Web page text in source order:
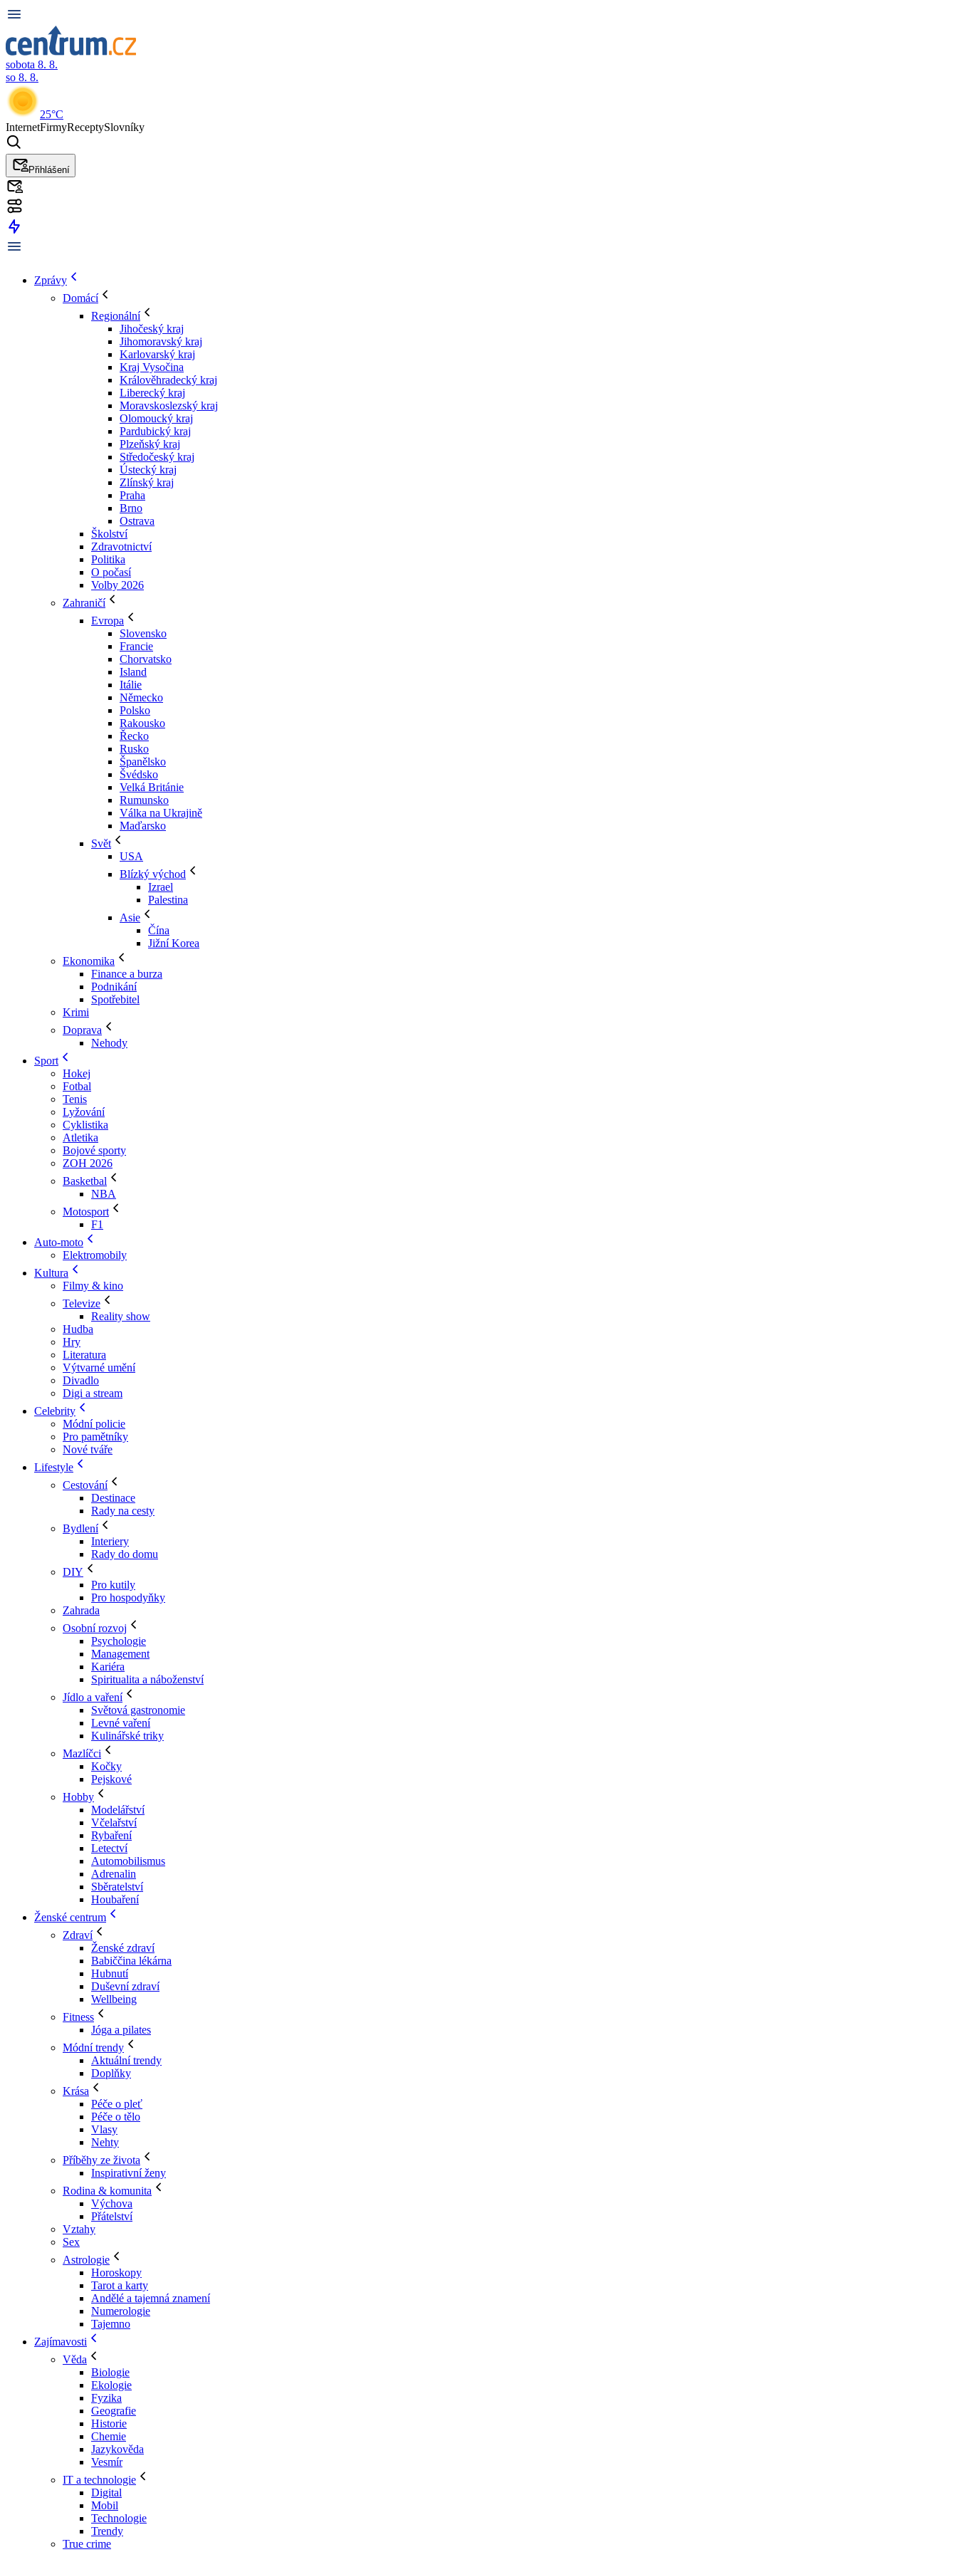
sobota 8. 8.
so 8. 8.
25°C
InternetFirmyReceptySlovníky
Přihlášení
Zprávy
Domácí
Regionální
Jihočeský kraj
Jihomoravský kraj
Karlovarský kraj
Kraj Vysočina
Králověhradecký kraj
Liberecký kraj
Moravskoslezský kraj
Olomoucký kraj
Pardubický kraj
Plzeňský kraj
Středočeský kraj
Ústecký kraj
Zlínský kraj
Praha
Brno
Ostrava
Školství
Zdravotnictví
Politika
O počasí
Volby 2026
Zahraničí
Evropa
Slovensko
Francie
Chorvatsko
Island
Itálie
Německo
Polsko
Rakousko
Řecko
Rusko
Španělsko
Švédsko
Velká Británie
Rumunsko
Válka na Ukrajině
Maďarsko
Svět
USA
Blízký východ
Izrael
Palestina
Asie
Čína
Jižní Korea
Ekonomika
Finance a burza
Podnikání
Spotřebitel
Krimi
Doprava
Nehody
Sport
Hokej
Fotbal
Tenis
Lyžování
Cyklistika
Atletika
Bojové sporty
ZOH 2026
Basketbal
NBA
Motosport
F1
Auto-moto
Elektromobily
Kultura
Filmy & kino
Televize
Reality show
Hudba
Hry
Literatura
Výtvarné umění
Divadlo
Digi a stream
Celebrity
Módní policie
Pro pamětníky
Nové tváře
Lifestyle
Cestování
Destinace
Rady na cesty
Bydlení
Interiery
Rady do domu
DIY
Pro kutily
Pro hospodyňky
Zahrada
Osobní rozvoj
Psychologie
Management
Kariéra
Spiritualita a náboženství
Jídlo a vaření
Světová gastronomie
Levné vaření
Kulinářské triky
Mazlíčci
Kočky
Pejskové
Hobby
Modelářství
Včelařství
Rybaření
Letectví
Automobilismus
Adrenalin
Sběratelství
Houbaření
Ženské centrum
Zdraví
Ženské zdraví
Babiččina lékárna
Hubnutí
Duševní zdraví
Wellbeing
Fitness
Jóga a pilates
Módní trendy
Aktuální trendy
Doplňky
Krása
Péče o pleť
Péče o tělo
Vlasy
Nehty
Příběhy ze života
Inspirativní ženy
Rodina & komunita
Výchova
Přátelství
Vztahy
Sex
Astrologie
Horoskopy
Tarot a karty
Andělé a tajemná znamení
Numerologie
Tajemno
Zajímavosti
Věda
Biologie
Ekologie
Fyzika
Geografie
Historie
Chemie
Jazykověda
Vesmír
IT a technologie
Digital
Mobil
Technologie
Trendy
True crime